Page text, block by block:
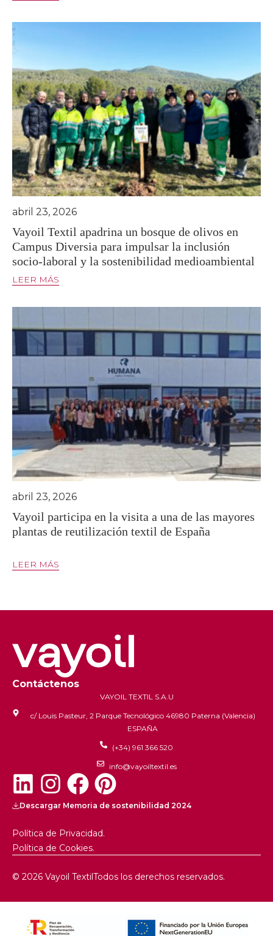
Vayoil Textil apadrina un bosque de olivos en
Campus Diversia para impulsar la inclusión
socio-laboral y la sostenibilidad medioambiental
abril 23, 2026
LEER MÁS
Vayoil participa en la visita a una de las mayores
plantas de reutilización textil de España
abril 23, 2026
LEER MÁS
Contáctenos
VAYOIL TEXTIL S.A.U
c/ Louis Pasteur, 2 Parque Tecnológico 46980 Paterna (Valencia)
ESPAÑA
(+34) 961 366 520
info@vayoiltextil.es
Descargar Memoria de sostenibilidad 2024
Política de Privacidad.
Política de Cookies.
© 2026 Vayoil Textil Todos los derechos reservados.